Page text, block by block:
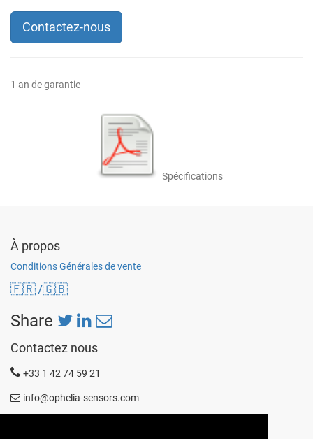
Contactez-nous
1 an de garantie
Spécifications
À propos
Conditions Générales de vente
🇫🇷/🇬🇧
Share
Contactez nous
+33 1 42 74 59 21
info@ophelia-sensors.com